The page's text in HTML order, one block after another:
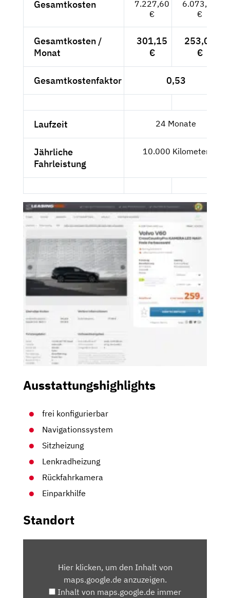
Gesamtkosten
7.227,60
€
6.073,61
€
Gesamtkosten /
Monat
301,15
€
253,07
€
Gesamtkostenfaktor 0,53
Laufzeit 24 Monate
Jährliche
Fahrleistung
10.000 Kilometer
Ausstattungshighlights
frei konfigurierbar
Navigationssystem
Sitzheizung
Lenkradheizung
Rückfahrkamera
Einparkhilfe
Standort
MAPS.GOOGLE.DEHier klicken, um den Inhalt von
maps.google.de anzuzeigen.
Inhalt von maps.google.de immer